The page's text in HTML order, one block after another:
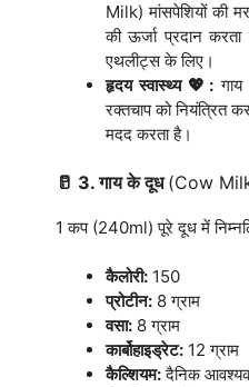
Milk) मांसपेशियों की
की ऊर्जा प्रदान
एथलीट्स के लिए।
हृदय स्वास्थ्य 💖:गाय
रक्तचाप को नियंत्रित
मदद करता है।
🥛 3. गाय के दूध(Cow
1 कप (240ml) पूरे दूध में
कैलोरी: 150
प्रोटीन: 8 ग्राम
वसा: 8 ग्राम
कार्बोहाइड्रेट: 12 ग्राम
कैल्शियम:दैनिक